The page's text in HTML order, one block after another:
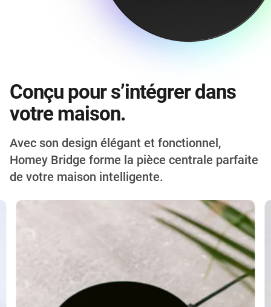
Conçu pour s’intégrer dans
votre maison.
Avec son design élégant et fonctionnel,
Homey Bridge forme la pièce centrale parfaite
de votre maison intelligente.